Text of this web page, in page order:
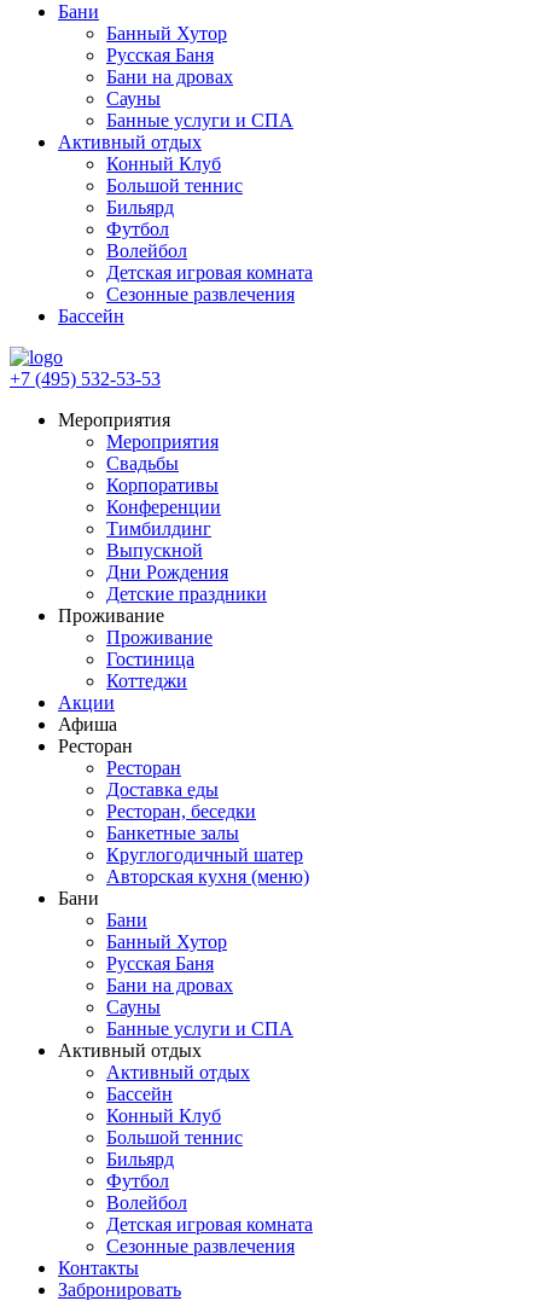
Бани
Банный Хутор
Русская Баня
Бани на дровах
Сауны
Банные услуги и СПА
Активный отдых
Конный Клуб
Большой теннис
Бильярд
Футбол
Волейбол
Детская игровая комната
Сезонные развлечения
Бассейн
+7 (495) 532-53-53
Мероприятия
Мероприятия
Свадьбы
Корпоративы
Конференции
Тимбилдинг
Выпускной
Дни Рождения
Детские праздники
Проживание
Проживание
Гостиница
Коттеджи
Акции
Афиша
Ресторан
Ресторан
Доставка еды
Ресторан, беседки
Банкетные залы
Круглогодичный шатер
Авторская кухня (меню)
Бани
Бани
Банный Хутор
Русская Баня
Бани на дровах
Сауны
Банные услуги и СПА
Активный отдых
Активный отдых
Бассейн
Конный Клуб
Большой теннис
Бильярд
Футбол
Волейбол
Детская игровая комната
Сезонные развлечения
Контакты
Забронировать